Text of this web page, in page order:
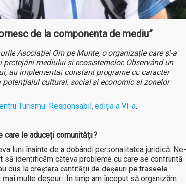
de la componenta de mediu”
Asociației Om pe Munte, o organizație care și-a
mediului și ecosistemelor. Observând un
au implementat constant programe cu caracter
cultural, social și economic al zonelor
Turismul Responsabil, ediția a VI-a.
care le aduceți comunității?
luni înainte de a dobândi personalitatea juridică. Ne-
să identificăm câteva probleme cu care se confruntă
dus la creștera cantității de deșeuri pe traseele
multe deșeuri. În timp am început să organizăm